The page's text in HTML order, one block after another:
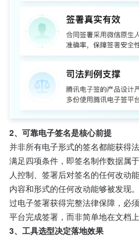
2、可靠电子签名是核心前提
并非所有电子形式的签名都能获得
满足四项条件，即签名制作数据属
人控制、签署后对签名的任何改动
内容和形式的任何改动能够被发现
过电子签署获得完整法律保障，必
平台完成签署，而非简单地在文档
3、工具选型决定落地效果